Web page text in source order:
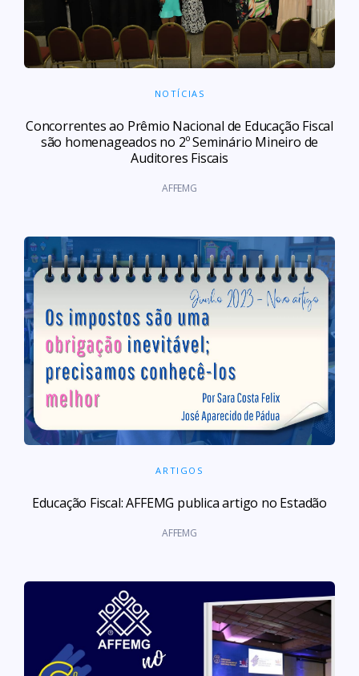
NOTÍCIAS
Concorrentes ao Prêmio Nacional de Educação Fiscal
são homenageados no 2º Seminário Mineiro de
Auditores Fiscais
AFFEMG
ARTIGOS
Educação Fiscal: AFFEMG publica artigo no Estadão
AFFEMG